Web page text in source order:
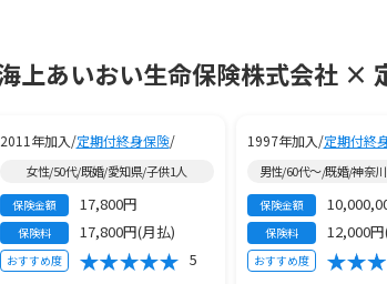
上あいおい生命保険株式会社 ×
2011年加入/定期付終身保険/
女性/50代/既婚/愛知県/子供1人
保険金額 17,800円
保険料 17,800円(月払)
おすすめ度 5
1997年加入/定期付終
男性/60代～/既婚/神奈
保険金額
保険料 12,000
おすすめ度